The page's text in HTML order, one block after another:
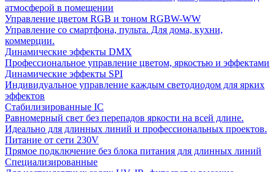
атмосферой в помещении
Управление цветом RGB и тоном RGBW-WW
Управление со смартфона, пульта. Для дома, кухни,
коммерции.
Динамические эффекты DMX
Профессиональное управление цветом, яркостью и эффектами
Динамические эффекты SPI
Индивидуальное управление каждым светодиодом для ярких
эффектов
Стабилизированные IC
Равномерный свет без перепадов яркости на всей длине.
Идеально для длинных линий и профессиональных проектов.
Питание от сети 230V
Прямое подключение без блока питания для длинных линий
Специализированные